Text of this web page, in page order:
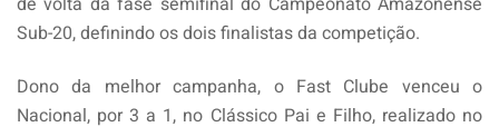
Sub-20, definindo os dois finalistas da competição.
Dono da melhor campanha, o Fast Clube venceu o
Nacional, por 3 a 1, no Clássico Pai e Filho, realizado no